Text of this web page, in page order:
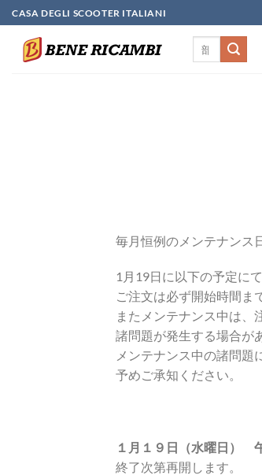
Skip
to
content
CASA DEGLI SCOOTER ITALIANI
毎月恒例のメンテナンス
1月19日に以下の予定にて
ご注文は必ず開始時間ま
またメンテナンス中は、
諸問題が発生する場合が
メンテナンス中の諸問題
予めご承知ください。
１月１９日（水曜日）
終了次第再開します。